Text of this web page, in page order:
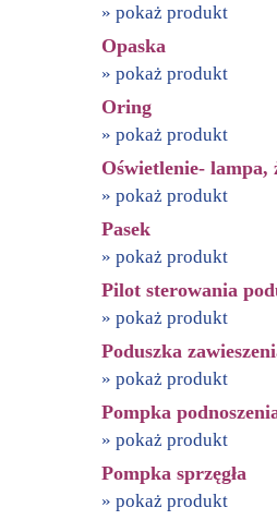
» pokaż produkt
Opaska
» pokaż produkt
Oring
» pokaż produkt
Oświetlenie- lampa,
» pokaż produkt
Pasek
» pokaż produkt
Pilot sterowania
» pokaż produkt
Poduszka
» pokaż produkt
Pompka
» pokaż produkt
Pompka sprzęgła
» pokaż produkt